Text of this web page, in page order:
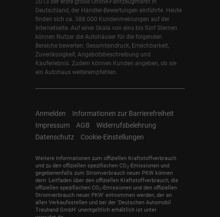
Deutschland, der Händler-Bewertungen einführte. Heute
finden sich ca. 388.000 Kundenmeinungen auf der
Internetseite. Auf einer Skala von eins bis fünf Sternen
können Nutzer die Autohäuser für die folgenden
Bereiche bewerten: Gesamteindruck, Erreichbarkeit,
Zuverlässigkeit, Angebotsbeschreibung und
Kauferlebnis. Zudem können Kunden angeben, ob sie
ein Autohaus weiterempfehlen.
Anmelden
Informationen zur Barrierefreiheit
Impressum
AGB
Widerrufsbelehrung
Datenschutz
Cookie-Einstellungen
Weitere Informationen zum offiziellen Kraftstoffverbrauch
und zu den offiziellen spezifischen CO2-Emissionen und
gegebenenfalls zum Stromverbrauch neuer PKW können
dem 'Leitfaden über den offiziellen Kraftstoffverbrauch, die
offiziellen spezifischen CO2-Emissionen und den offiziellen
Stromverbrauch neuer PKW' entnommen werden, der an
allen Verkaufsstellen und bei der 'Deutschen Automobil
Treuhand GmbH' unentgeltlich erhältlich ist unter